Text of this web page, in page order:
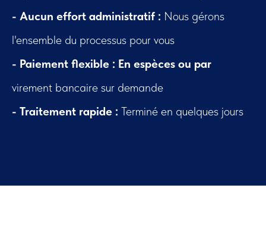
- Aucun effort administratif : Nous gérons
l'ensemble du processus pour vous
- Paiement flexible : En espèces ou par
virement bancaire sur demande
- Traitement rapide : Terminé en quelques jours